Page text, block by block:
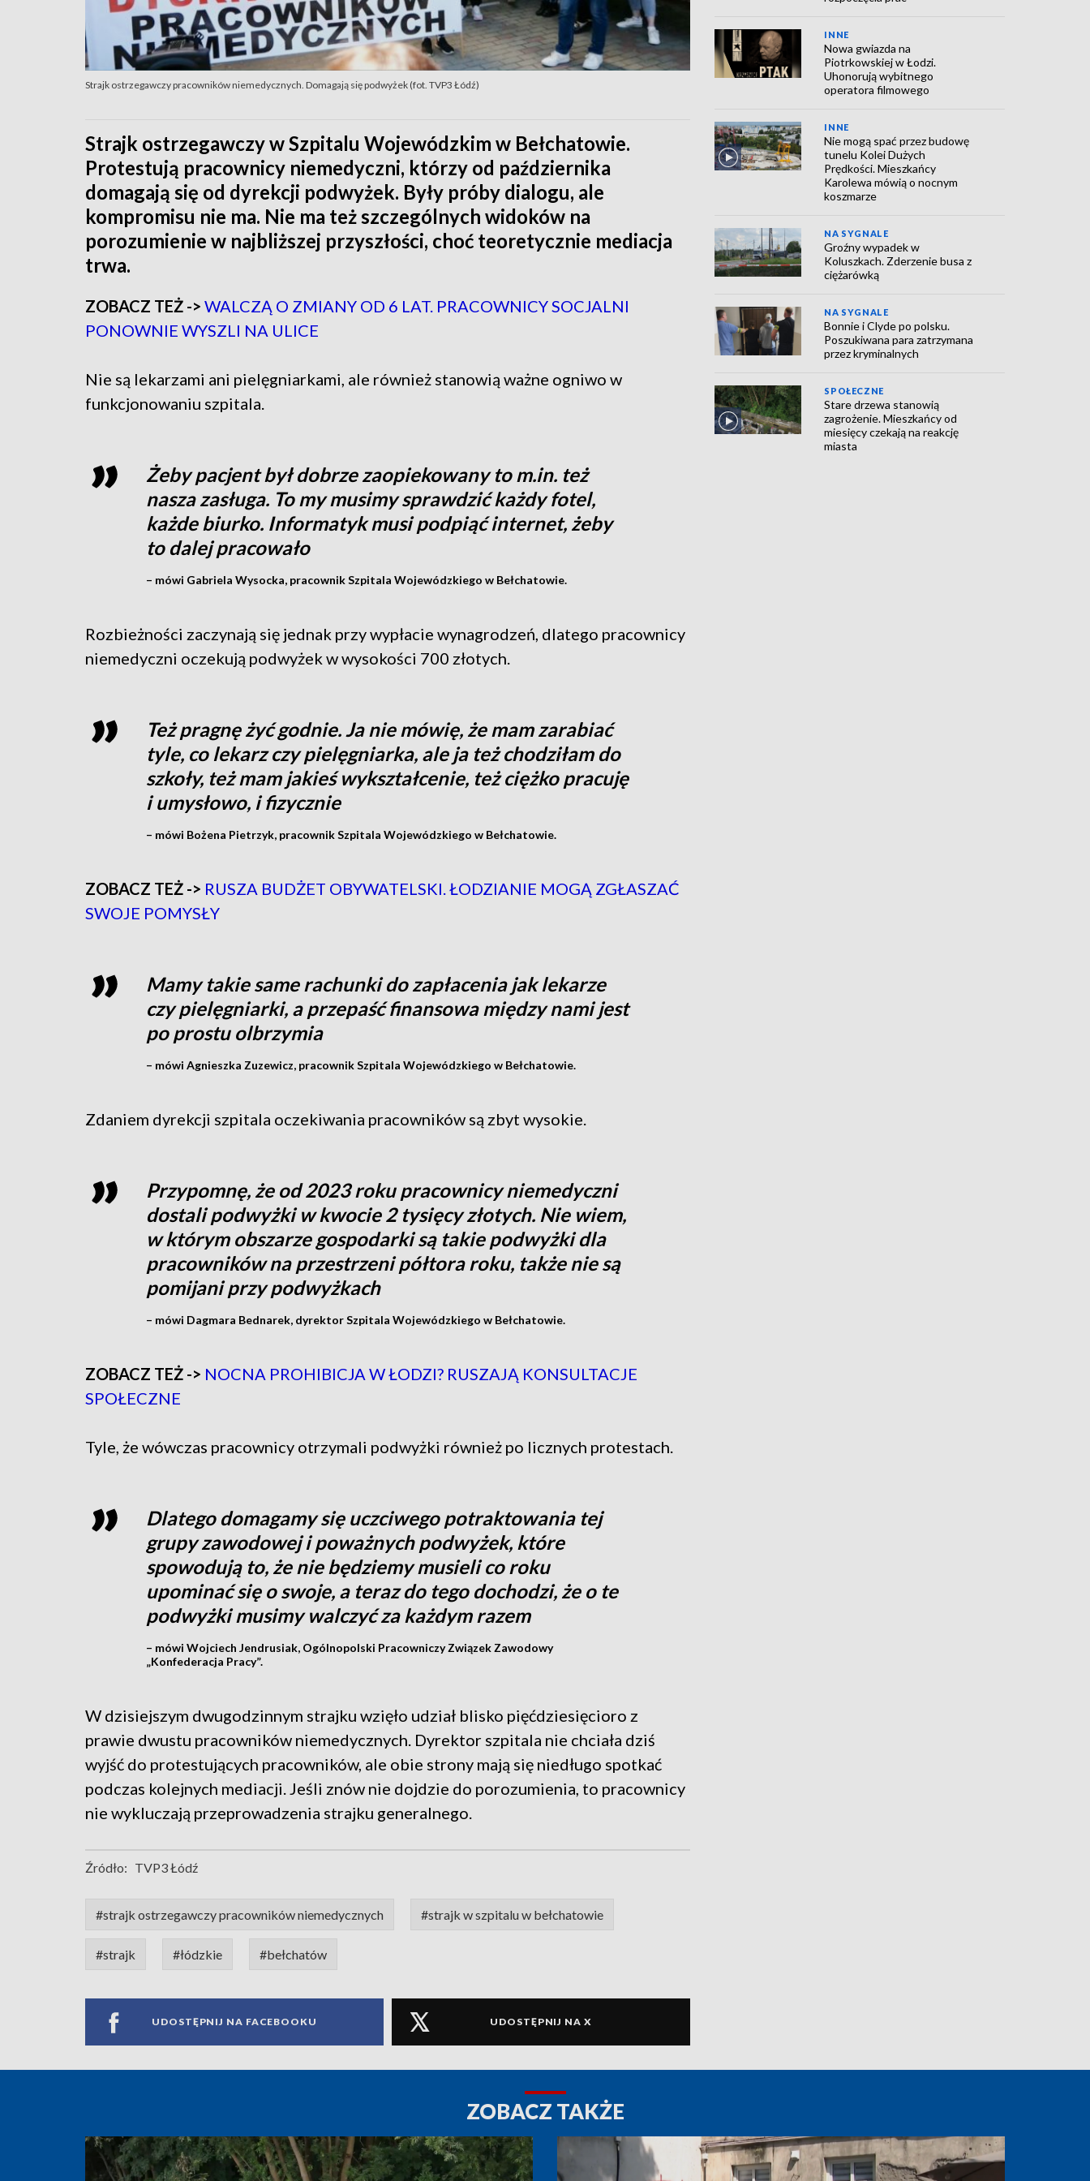
Strajk ostrzegawczy pracowników niemedycznych. Domagają się podwyżek (fot. TVP3 Łódź)
Strajk ostrzegawczy w Szpitalu Wojewódzkim w Bełchatowie.
Protestują pracownicy niemedyczni, którzy od października
domagają się od dyrekcji podwyżek. Były próby dialogu, ale
kompromisu nie ma. Nie ma też szczególnych widoków na
porozumienie w najbliższej przyszłości, choć teoretycznie mediacja
trwa.
ZOBACZ TEŻ -> WALCZĄ O ZMIANY OD 6 LAT. PRACOWNICY SOCJALNI
PONOWNIE WYSZLI NA ULICE
Nie są lekarzami ani pielęgniarkami, ale również stanowią ważne ogniwo w
funkcjonowaniu szpitala.
Żeby pacjent był dobrze zaopiekowany to m.in. też
nasza zasługa. To my musimy sprawdzić każdy fotel,
każde biurko. Informatyk musi podpiąć internet, żeby
to dalej pracowało
– mówi Gabriela Wysocka, pracownik Szpitala Wojewódzkiego w Bełchatowie.
Rozbieżności zaczynają się jednak przy wypłacie wynagrodzeń, dlatego pracownicy
niemedyczni oczekują podwyżek w wysokości 700 złotych.
Też pragnę żyć godnie. Ja nie mówię, że mam zarabiać
tyle, co lekarz czy pielęgniarka, ale ja też chodziłam do
szkoły, też mam jakieś wykształcenie, też ciężko pracuję
i umysłowo, i fizycznie
– mówi Bożena Pietrzyk, pracownik Szpitala Wojewódzkiego w Bełchatowie.
ZOBACZ TEŻ -> RUSZA BUDŻET OBYWATELSKI. ŁODZIANIE MOGĄ ZGŁASZAĆ
SWOJE POMYSŁY
Mamy takie same rachunki do zapłacenia jak lekarze
czy pielęgniarki, a przepaść finansowa między nami jest
po prostu olbrzymia
– mówi Agnieszka Zuzewicz, pracownik Szpitala Wojewódzkiego w Bełchatowie.
Zdaniem dyrekcji szpitala oczekiwania pracowników są zbyt wysokie.
Przypomnę, że od 2023 roku pracownicy niemedyczni
dostali podwyżki w kwocie 2 tysięcy złotych. Nie wiem,
w którym obszarze gospodarki są takie podwyżki dla
pracowników na przestrzeni półtora roku, także nie są
pomijani przy podwyżkach
– mówi Dagmara Bednarek, dyrektor Szpitala Wojewódzkiego w Bełchatowie.
ZOBACZ TEŻ -> NOCNA PROHIBICJA W ŁODZI? RUSZAJĄ KONSULTACJE
SPOŁECZNE
Tyle, że wówczas pracownicy otrzymali podwyżki również po licznych protestach.
Dlatego domagamy się uczciwego potraktowania tej
grupy zawodowej i poważnych podwyżek, które
spowodują to, że nie będziemy musieli co roku
upominać się o swoje, a teraz do tego dochodzi, że o te
podwyżki musimy walczyć za każdym razem
– mówi Wojciech Jendrusiak, Ogólnopolski Pracowniczy Związek Zawodowy
„Konfederacja Pracy”.
W dzisiejszym dwugodzinnym strajku wzięło udział blisko pięćdziesięcioro z
prawie dwustu pracowników niemedycznych. Dyrektor szpitala nie chciała dziś
wyjść do protestujących pracowników, ale obie strony mają się niedługo spotkać
podczas kolejnych mediacji. Jeśli znów nie dojdzie do porozumienia, to pracownicy
nie wykluczają przeprowadzenia strajku generalnego.
Źródło: TVP3 Łódź
#strajk ostrzegawczy pracowników niemedycznych #strajk w szpitalu w bełchatowie
#strajk #łódzkie #bełchatów
UDOSTĘPNIJ NA FACEBOOKU UDOSTĘPNIJ NA X
INNE
Nowa gwiazda na
Piotrkowskiej w Łodzi.
Uhonorują wybitnego
operatora filmowego
INNE
Nie mogą spać przez budowę
tunelu Kolei Dużych
Prędkości. Mieszkańcy
Karolewa mówią o nocnym
koszmarze
NA SYGNALE
Groźny wypadek w
Koluszkach. Zderzenie busa z
ciężarówką
NA SYGNALE
Bonnie i Clyde po polsku.
Poszukiwana para zatrzymana
przez kryminalnych
SPOŁECZNE
Stare drzewa stanowią
zagrożenie. Mieszkańcy od
miesięcy czekają na reakcję
miasta
ZOBACZ TAKŻE